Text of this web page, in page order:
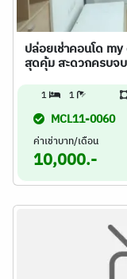
ปล่อยเช่าคอนโด
สุดคุ้ม สะดวกครบจ
1 1
MCL11-0060
ค่าเช่าบาท/เดือน
10,000.-